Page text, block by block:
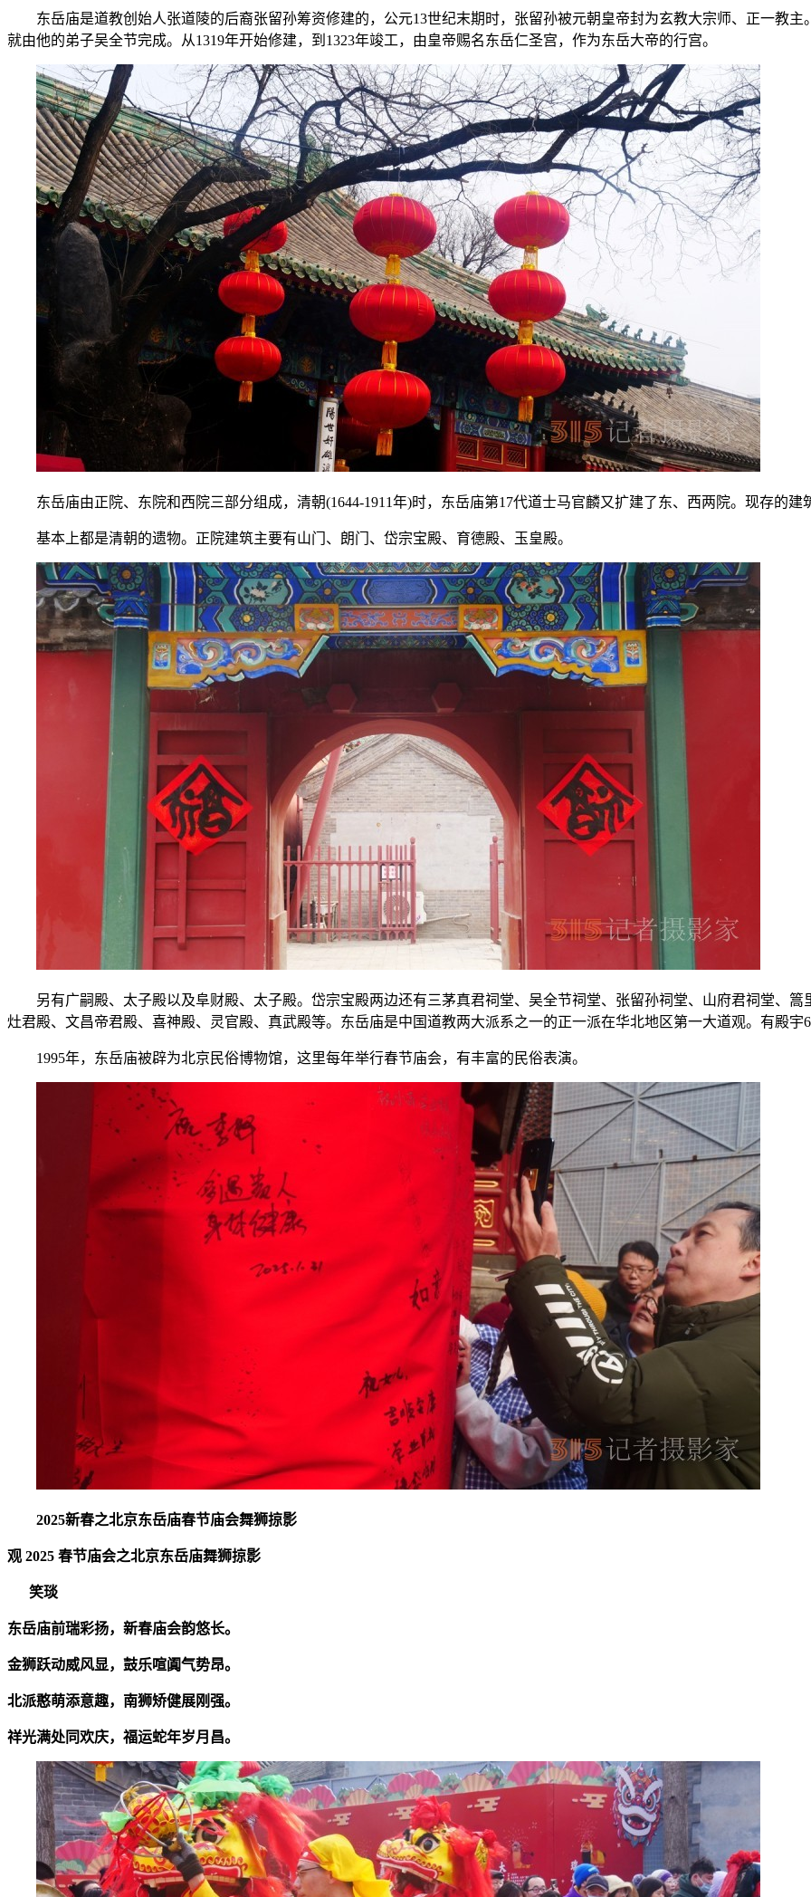
东岳庙是道教创始人张道陵的后裔张留孙筹资修建的，公元13世纪末期时，张留孙被元朝皇帝封为玄教大宗师、正一教
就由他的弟子吴全节完成。从1319年开始修建，到1323年竣工，由皇帝赐名东岳仁圣宫，作为东岳大帝的行宫。
东岳庙由正院、东院和西院三部分组成，清朝(1644-1911年)时，东岳庙第17代道士马官麟又扩建了东、西两院。现存的建
基本上都是清朝的遗物。正院建筑主要有山门、朗门、岱宗宝殿、育德殿、玉皇殿。
另有广嗣殿、太子殿以及阜财殿、太子殿。岱宗宝殿两边还有三茅真君祠堂、吴全节祠堂、张留孙祠堂、山府君祠堂、
灶君殿、文昌帝君殿、喜神殿、灵官殿、真武殿等。东岳庙是中国道教两大派系之一的正一派在华北地区第一大道观。有殿
1995年，东岳庙被辟为北京民俗博物馆，这里每年举行春节庙会，有丰富的民俗表演。
2025新春之北京东岳庙春节庙会舞狮掠影
观 2025 春节庙会之北京东岳庙舞狮掠影
笑琰
东岳庙前瑞彩扬，新春庙会韵悠长。
金狮跃动威风显，鼓乐喧阗气势昂。
北派憨萌添意趣，南狮矫健展刚强。
祥光满处同欢庆，福运蛇年岁月昌。